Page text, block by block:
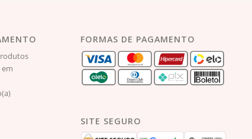
FORMAS DE PAGAMENTO
SITE SEGURO